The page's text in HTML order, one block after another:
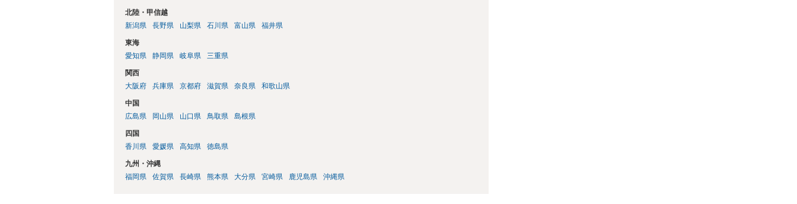
北陸・甲信越
新潟県
長野県 山梨県 石川県 富山県 福井県
東海
愛知県
静岡県 岐阜県 三重県
関西
大阪府
兵庫県 京都府 滋賀県 奈良県 和歌山県
中国
広島県
岡山県 山口県 鳥取県 島根県
四国
香川県
愛媛県 高知県 徳島県
九州・沖縄
福岡県
佐賀県 長崎県 熊本県 大分県 宮崎県 鹿児島県 沖縄県